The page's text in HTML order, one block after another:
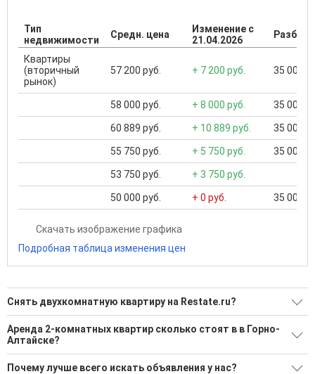
Тип
недвижимости
Средн. цена
Изменение с
21.04.2026
Квартиры
(вторичный
рынок)
57 200 руб. + 7 200 руб. 35 000
58 000 руб. + 8 000 руб. 35 000
60 889 руб. + 10 889 руб. 35 000
55 750 руб. + 5 750 руб. 35 000
53 750 руб. + 3 750 руб.
50 000 руб. + 0 руб. 35 000
Скачать изображение графика
Подробная таблица изменения цен
Снять двухкомнатную квартиру на Restate.ru?
Ищите, как Снять двухкомнатную квартиру?
8 актуальных и проверенных объявлений
Воспользуйтесь нашим поиском по новостройкам, для
Аренда 2-комнатных квартир сколько стоят в в Горно-
Алтайске?
Минимальная цена: 40 000 Р. Максимальная цена: 100 000 Р;
Почему лучше всего искать объявления у нас?